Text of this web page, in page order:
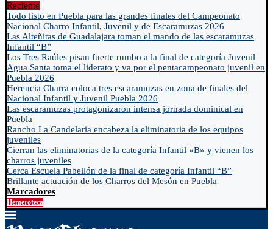
Reciente
Todo listo en Puebla para las grandes finales del Campeonato
Nacional Charro Infantil, Juvenil y de Escaramuzas 2026
Las Alteñitas de Guadalajara toman el mando de las escaramuzas
Infantil “B”
Los Tres Raúles pisan fuerte rumbo a la final de categoría Juvenil
Agua Santa toma el liderato y va por el pentacampeonato juvenil en
Puebla 2026
Herencia Charra coloca tres escaramuzas en zona de finales del
Nacional Infantil y Juvenil Puebla 2026
Las escaramuzas protagonizaron intensa jornada dominical en
Puebla
Rancho La Candelaria encabeza la eliminatoria de los equipos
juveniles
Cierran las eliminatorias de la categoría Infantil «B» y vienen los
charros juveniles
Cerca Escuela Pabellón de la final de categoría Infantil “B”
Brillante actuación de los Charros del Mesón en Puebla
Marcadores
Hemeroteca